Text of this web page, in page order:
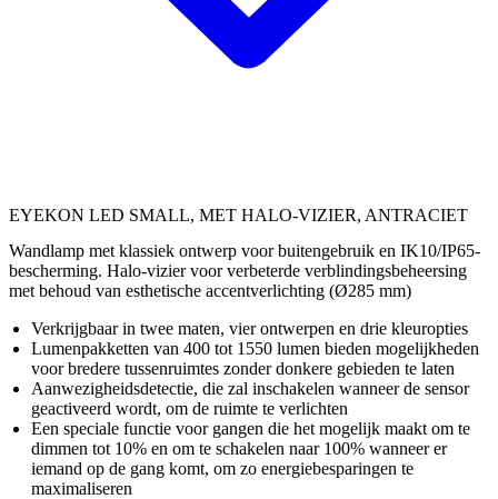
EYEKON LED SMALL, MET HALO-VIZIER, ANTRACIET
Wandlamp met klassiek ontwerp voor buitengebruik en IK10/IP65-
bescherming. Halo-vizier voor verbeterde verblindingsbeheersing
met behoud van esthetische accentverlichting (Ø285 mm)
Verkrijgbaar in twee maten, vier ontwerpen en drie kleuropties
Lumenpakketten van 400 tot 1550 lumen bieden mogelijkheden
voor bredere tussenruimtes zonder donkere gebieden te laten
Aanwezigheidsdetectie, die zal inschakelen wanneer de sensor
geactiveerd wordt, om de ruimte te verlichten
Een speciale functie voor gangen die het mogelijk maakt om te
dimmen tot 10% en om te schakelen naar 100% wanneer er
iemand op de gang komt, om zo energiebesparingen te
maximaliseren